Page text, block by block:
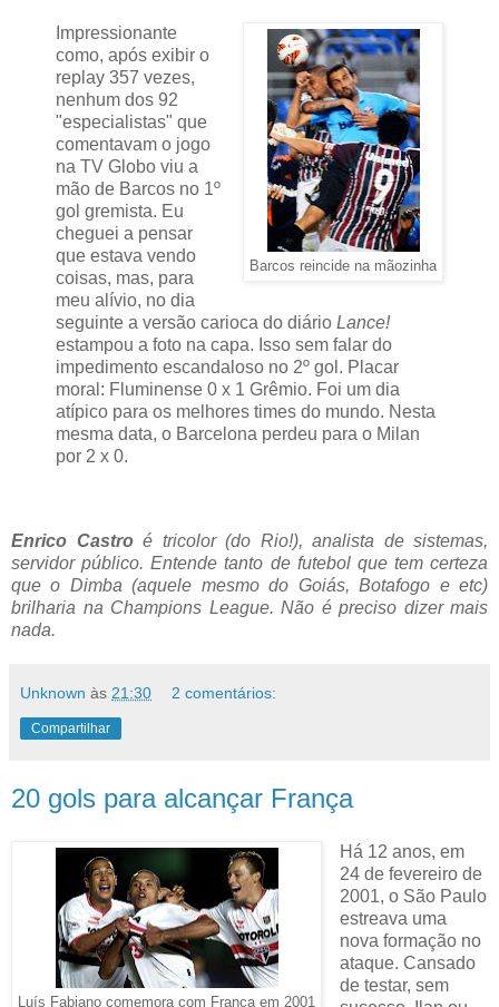
Barcos reincide na mãozinha
Impressionante
como, após exibir o
replay 357 vezes,
nenhum dos 92
"especialistas" que
comentavam o jogo
na TV Globo viu a
mão de Barcos no 1º
gol gremista. Eu
cheguei a pensar
que estava vendo
coisas, mas, para
meu alívio, no dia
seguinte a versão carioca do diário Lance!
estampou a foto na capa. Isso sem falar do
impedimento escandaloso no 2º gol. Placar
moral: Fluminense 0 x 1 Grêmio. Foi um dia
atípico para os melhores times do mundo. Nesta
mesma data, o Barcelona perdeu para o Milan
por 2 x 0.
Enrico Castroé tricolor (do Rio!), analista de sistemas,
servidor público. Entende tanto de futebol que tem certeza
que o Dimba (aquele mesmo do Goiás, Botafogo e etc)
brilharia na Champions League. Não é preciso dizer mais
nada.
Unknown às 21:30 2 comentários:
Compartilhar
20 gols para alcançar França
Luís Fabiano comemora com França em 2001
Há 12 anos, em
24 de fevereiro de
2001, o São Paulo
estreava uma
nova formação no
ataque. Cansado
de testar, sem